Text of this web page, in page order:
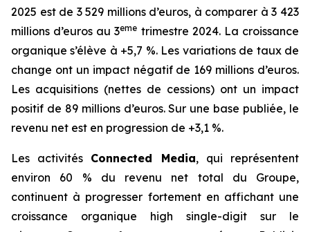
2025 est de 3 529 millions d’euros, à comparer à 3 423
millions d’euros au 3eme trimestre 2024. La croissance
organique s’élève à +5,7 %. Les variations de taux de
change ont un impact négatif de 169 millions d’euros.
Les acquisitions (nettes de cessions) ont un impact
positif de 89 millions d’euros. Sur une base publiée, le
revenu net est en progression de +3,1 %.
Les activités Connected Media, qui représentent
environ 60 % du revenu net total du Groupe,
continuent à progresser fortement en affichant une
croissance organique high single-digit sur le